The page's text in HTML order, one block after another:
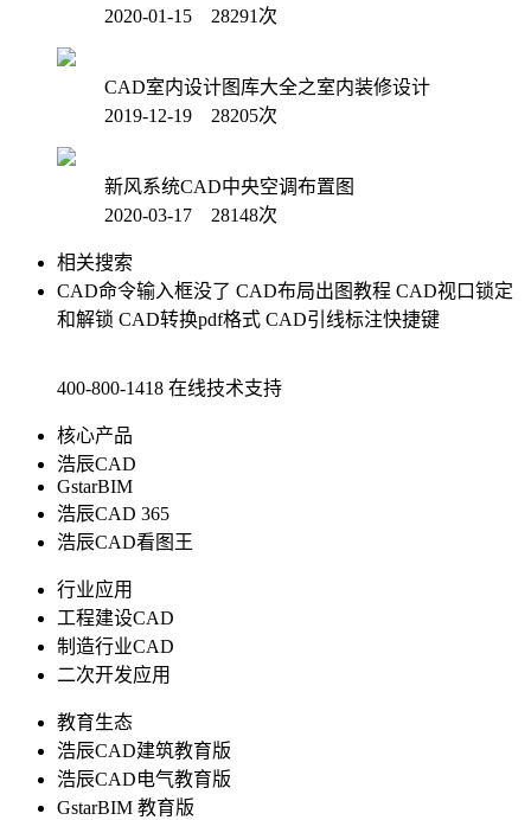
2020-01-15 28291次
CAD室内设计图库大全之室内装修设计
2019-12-19 28205次
新风系统CAD中央空调布置图
2020-03-17 28148次
相关搜索
CAD命令输入框没了 CAD布局出图教程 CAD视口锁定
和解锁 CAD转换pdf格式 CAD引线标注快捷键
400-800-1418 在线技术支持
核心产品
浩辰CAD
GstarBIM
浩辰CAD 365
浩辰CAD看图王
行业应用
工程建设CAD
制造行业CAD
二次开发应用
教育生态
浩辰CAD建筑教育版
浩辰CAD电气教育版
GstarBIM 教育版